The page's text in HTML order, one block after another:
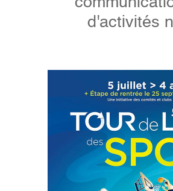
d'activités